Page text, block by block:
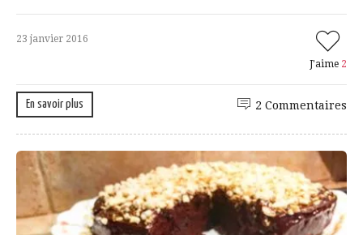
23 janvier 2016
J'aime 2
En savoir plus 2 Commentaires